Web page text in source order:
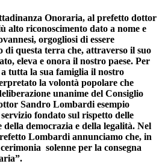
Onoraria, al prefetto dottor
alto riconoscimento dato a nome e
orgogliosi di essere
questa terra che, attraverso il suo
eleva e onora il nostro paese. Per
tutta la sua famiglia il nostro
la volontà popolare che
unanime del Consiglio
Sandro Lombardi esempio
fondato sul rispetto delle
della democrazia e della legalità. Nel
Lombardi annunciamo che, in
solenne per la consegna